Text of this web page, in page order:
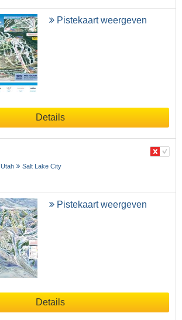
Pistekaart weergeven
Details
Utah Salt Lake City
Pistekaart weergeven
Details